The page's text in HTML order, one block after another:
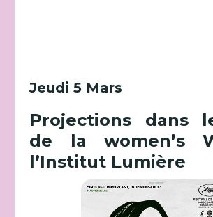
Jeudi 5 Mars
Projections dans
de la women’s
l’Institut Lumière